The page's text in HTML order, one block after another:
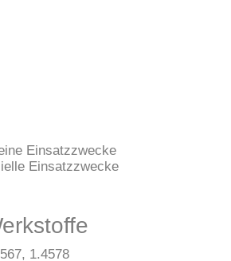
Einsatzzwecke
Einsatzzwecke
1.4578